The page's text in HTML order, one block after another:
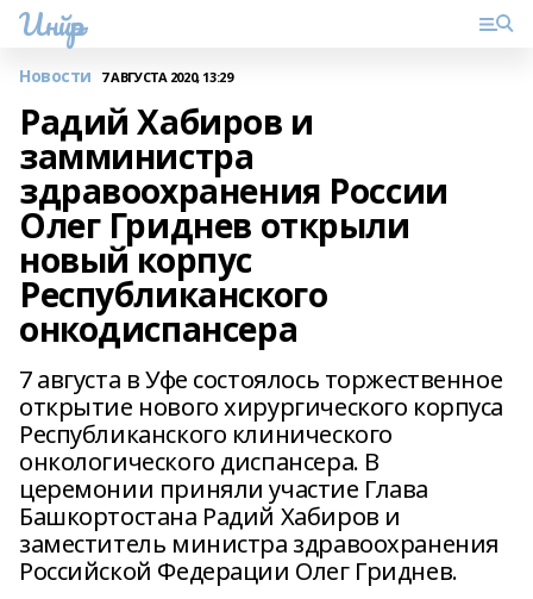
Инйәр
Новости 7 АВГУСТА 2020, 13:29
Радий Хабиров и
замминистра
здравоохранения России
Олег Гриднев открыли
новый корпус
Республиканского
онкодиспансера
7 августа в Уфе состоялось торжественное
открытие нового хирургического корпуса
Республиканского клинического
онкологического диспансера. В
церемонии приняли участие Глава
Башкортостана Радий Хабиров и
заместитель министра здравоохранения
Российской Федерации Олег Гриднев.